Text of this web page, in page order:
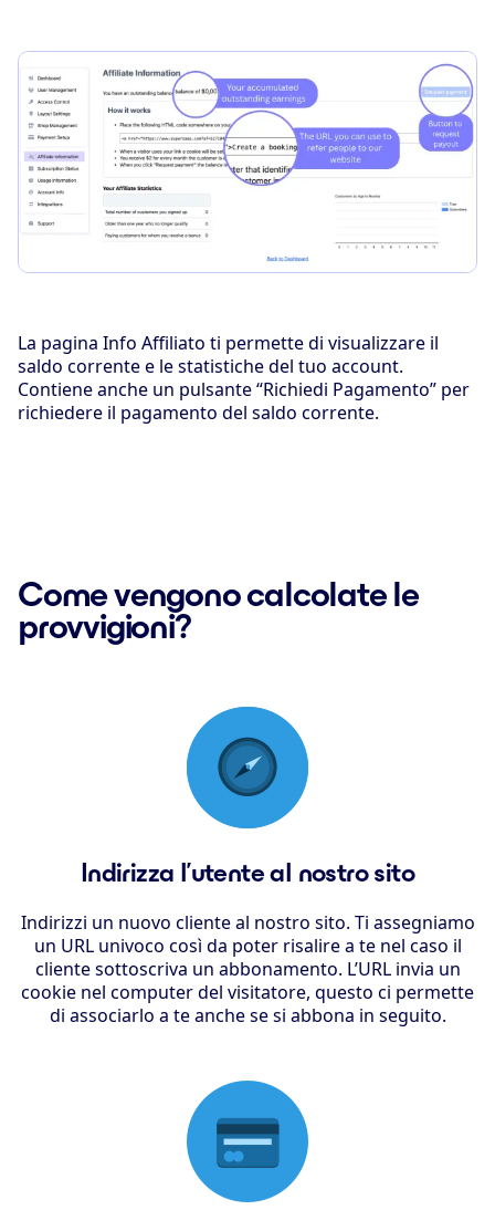
La pagina Info Affiliato ti permette di visualizzare il
saldo corrente e le statistiche del tuo account.
Contiene anche un pulsante “Richiedi Pagamento” per
richiedere il pagamento del saldo corrente.
Come vengono calcolate le
provvigioni?
Indirizza l’utente al nostro sito
Indirizzi un nuovo cliente al nostro sito. Ti assegniamo
un URL univoco così da poter risalire a te nel caso il
cliente sottoscriva un abbonamento. L’URL invia un
cookie nel computer del visitatore, questo ci permette
di associarlo a te anche se si abbona in seguito.